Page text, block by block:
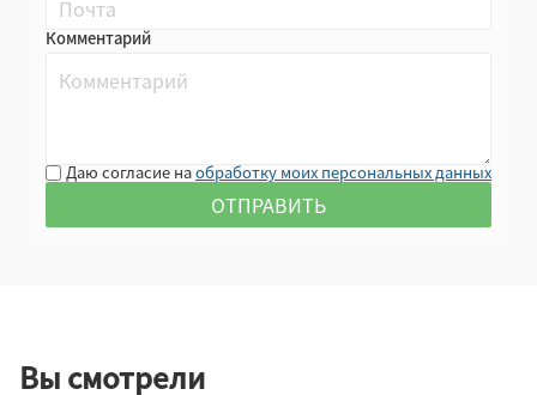
Комментарий
Даю согласие наобработку моих персональных данных
Вы смотрели